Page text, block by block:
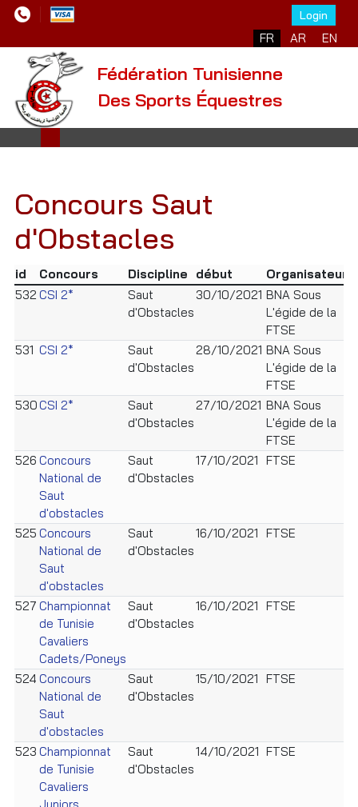
Login
FR AR EN
Fédération Tunisienne
Des Sports Équestres
Concours Saut
d'Obstacles
id Concours Discipline début Organisateur
532 CSI 2*
Saut
d'Obstacles
30/10/2021 BNA Sous
L'égide de la
FTSE
531 CSI 2*
Saut
d'Obstacles
28/10/2021 BNA Sous
L'égide de la
FTSE
530CSI 2*
Saut
d'Obstacles
27/10/2021 BNA Sous
L'égide de la
FTSE
526 Concours
National de
Saut
d'obstacles
Saut
d'Obstacles
17/10/2021 FTSE
525 Concours
National de
Saut
d'obstacles
Saut
d'Obstacles
16/10/2021 FTSE
527 Championnat
de Tunisie
Cavaliers
Cadets/Poneys
Saut
d'Obstacles
16/10/2021 FTSE
524 Concours
National de
Saut
d'obstacles
Saut
d'Obstacles
15/10/2021 FTSE
523 Championnat
de Tunisie
Cavaliers
Saut
d'Obstacles
14/10/2021 FTSE